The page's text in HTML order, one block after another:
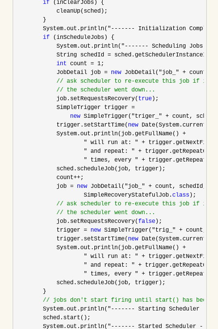
if (inClearJobs) {
            cleanUp(sched);
        }
        System.out.println(
"------- Initialization
if (inScheduleJobs) {
            System.out.println(
"------- Scheduling Jobs
            String schedId
=
int count = 1;
            JobDetail job
= new JobDetail("job_" + count,
// ask scheduler to re-execute this job if it
// the scheduler went down...
            job.setRequestsRecovery(
true);
            SimpleTrigger trigger
=
new SimpleTrigger("triger_" + count,
            trigger.setStartTime(
new
            System.out.println(job.getFullName()
+
" will run at: " +
" and repeat: " +
" times, every " +
            sched.scheduleJob(job, trigger);
            count
++;
            job
= new JobDetail("job_" + count, schedId,
                    SimpleRecoveryStatefulJob.
class);
// ask scheduler to re-execute this job if it
// the scheduler went down...
            job.setRequestsRecovery(
false);
            trigger
= new SimpleTrigger("trig_" + count,
            trigger.setStartTime(
new
            System.out.println(job.getFullName()
+
" will run at: " +
" and repeat: " +
" times, every " +
            sched.scheduleJob(job, trigger);
        }
// jobs don't start firing until start() has been
System.out.println("------- Starting Scheduler
        sched.start();
        System.out.println(
"------- Started Scheduler